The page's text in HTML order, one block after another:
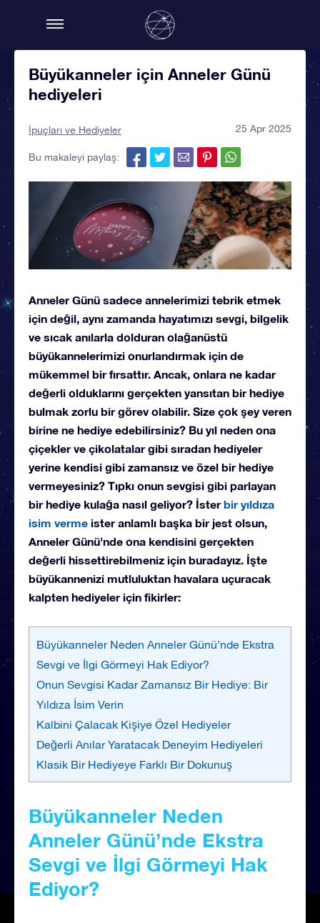
Büyükanneler için Anneler Günü
hediyeleri
İpuçları ve Hediyeler 25 Apr 2025
Bu makaleyi paylaş:
Anneler Günü sadece annelerimizi tebrik etmek
için değil, aynı zamanda hayatımızı sevgi, bilgelik
ve sıcak anılarla dolduran olağanüstü
büyükannelerimizi onurlandırmak için de
mükemmel bir fırsattır. Ancak, onlara ne kadar
değerli olduklarını gerçekten yansıtan bir hediye
bulmak zorlu bir görev olabilir. Size çok şey veren
birine ne hediye edebilirsiniz? Bu yıl neden ona
çiçekler ve çikolatalar gibi sıradan hediyeler
yerine kendisi gibi zamansız ve özel bir hediye
vermeyesiniz? Tıpkı onun sevgisi gibi parlayan
bir hediye kulağa nasıl geliyor? İsterbir yıldıza
isim verme ister anlamlı başka bir jest olsun,
Anneler Günü'nde ona kendisini gerçekten
değerli hissettirebilmeniz için buradayız. İşte
büyükannenizi mutluluktan havalara uçuracak
kalpten hediyeler için fikirler:
Büyükanneler Neden Anneler Günü’nde Ekstra
Sevgi ve İlgi Görmeyi Hak Ediyor?
Onun Sevgisi Kadar Zamansız Bir Hediye: Bir
Yıldıza İsim Verin
Kalbini Çalacak Kişiye Özel Hediyeler
Değerli Anılar Yaratacak Deneyim Hediyeleri
Klasik Bir Hediyeye Farklı Bir Dokunuş
Büyükanneler Neden
Anneler Günü’nde Ekstra
Sevgi ve İlgi Görmeyi Hak
Ediyor?